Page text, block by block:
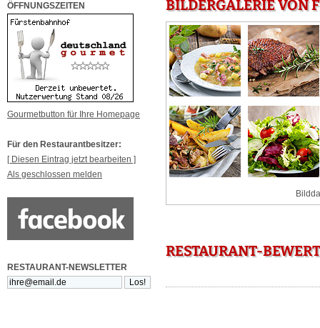
ÖFFNUNGSZEITEN
Gourmetbutton für Ihre Homepage
Für den Restaurantbesitzer:
[ Diesen Eintrag jetzt bearbeiten ]
Als geschlossen melden
RESTAURANT-NEWSLETTER
BILDERGALERIE VON
RESTAURANT-